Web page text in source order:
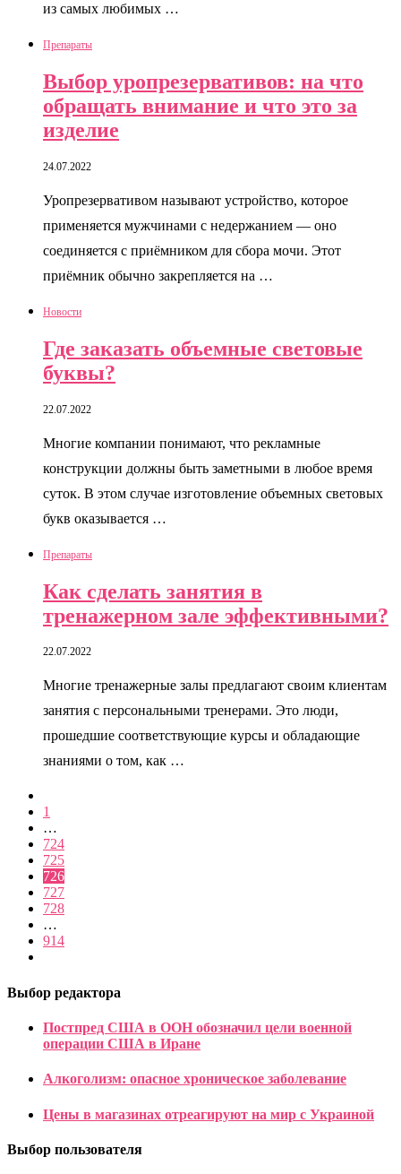
из самых любимых …
Препараты
Выбор уропрезервативов: на что
обращать внимание и что это за
изделие
24.07.2022
Уропрезервативом называют устройство, которое
применяется мужчинами с недержанием — оно
соединяется с приёмником для сбора мочи. Этот
приёмник обычно закрепляется на …
Новости
Где заказать объемные световые
буквы?
22.07.2022
Многие компании понимают, что рекламные
конструкции должны быть заметными в любое время
суток. В этом случае изготовление объемных световых
букв оказывается …
Препараты
Как сделать занятия в
тренажерном зале эффективными?
22.07.2022
Многие тренажерные залы предлагают своим клиентам
занятия с персональными тренерами. Это люди,
прошедшие соответствующие курсы и обладающие
знаниями о том, как …
1
…
724
725
726
727
728
…
914
Выбор редактора
Постпред США в ООН обозначил цели военной
операции США в Иране
Алкоголизм: опасное хроническое заболевание
Цены в магазинах отреагируют на мир с Украиной
Выбор пользователя